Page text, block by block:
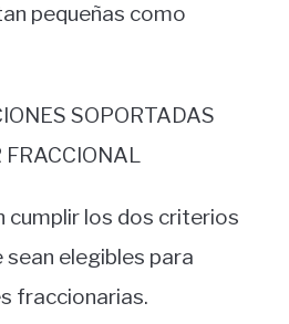
pequeñas como
SOPORTADAS
FRACCIONAL
cumplir los dos criterios
elegibles para
fraccionarias.